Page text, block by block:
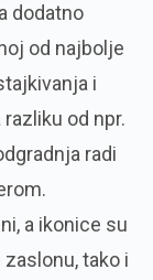
dodatno
od najbolje
i
od npr.
radi
a ikonice su
tako i